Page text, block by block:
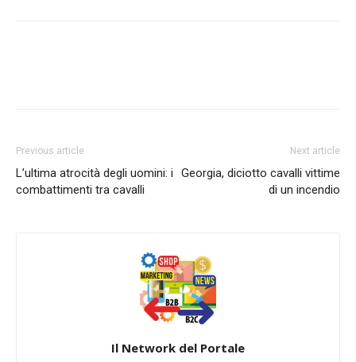
Previous article
L’ultima atrocità degli uomini: i
combattimenti tra cavalli
Next article
Georgia, diciotto cavalli vittime
di un incendio
Il Network del Portale